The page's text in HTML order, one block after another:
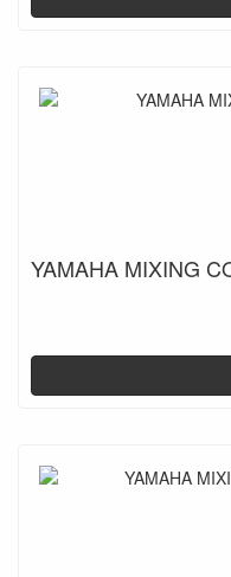
YAMAHA MIXING